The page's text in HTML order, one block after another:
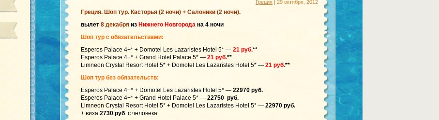
Греция | 29 октября, 2012
Греция. Шоп тур. Касторья (2 ночи) + Салоники (2 ночи).
вылет 8 декабря из Нижнего Новгорода на 4 ночи
Шоп тур с обязательствами:
Esperos Palace 4+* + Domotel Les Lazaristes Hotel 5* — 21 руб.**
Esperos Palace 4+* + Grand Hotel Palace 5* — 21 руб.**
Limneon Crystal Resort Hotel 5* + Domotel Les Lazaristes Hotel 5* — 21 руб.**
Шоп тур без обязательств:
Esperos Palace 4+* + Domotel Les Lazaristes Hotel 5* — 22970 руб.
Esperos Palace 4+* + Grand Hotel Palace 5* — 22750 руб.
Limneon Crystal Resort Hotel 5* + Domotel Les Lazaristes Hotel 5* — 22970 руб.
+ виза 2730 руб. с человека